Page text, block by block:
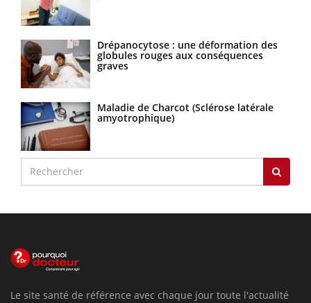
Drépanocytose : une déformation des
globules rouges aux conséquences
graves
Maladie de Charcot (Sclérose latérale
amyotrophique)
Le site santé de référence avec chaque jour toute l'actualité